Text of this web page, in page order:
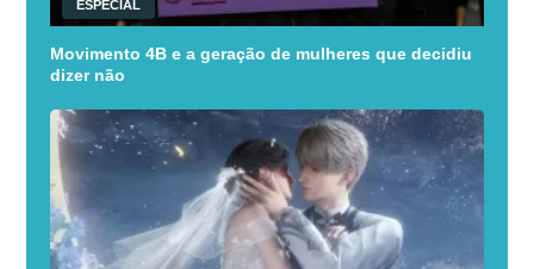
ESPECIAL
Movimento 4B e a geração de mulheres que decidiu
dizer não